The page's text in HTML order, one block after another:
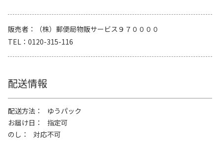
販売者
（株）郵便局物販サービス９７００００
TEL
0120-315-116
配送情報
配送方法
ゆうパック
お届け日
指定可
のし
対応不可